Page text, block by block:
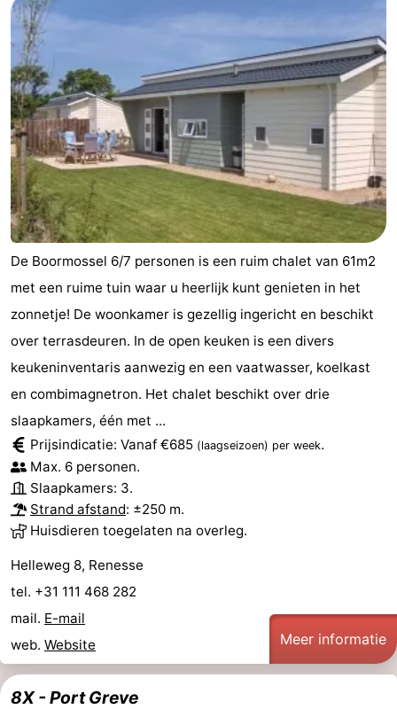
De Boormossel 6/7 personen is een ruim chalet van 61m2
met een ruime tuin waar u heerlijk kunt genieten in het
zonnetje! De woonkamer is gezellig ingericht en beschikt
over terrasdeuren. In de open keuken is een divers
keukeninventaris aanwezig en een vaatwasser, koelkast
en combimagnetron. Het chalet beschikt over drie
slaapkamers, één met ...
Prijsindicatie: Vanaf €685 (laagseizoen) per week.
Max. 6 personen.
Slaapkamers: 3.
Strand afstand: ±250 m.
Huisdieren toegelaten na overleg.
Helleweg 8, Renesse
tel. +31 111 468 282
mail. E-mail
web. Website Meer informatie
8X - Port Greve